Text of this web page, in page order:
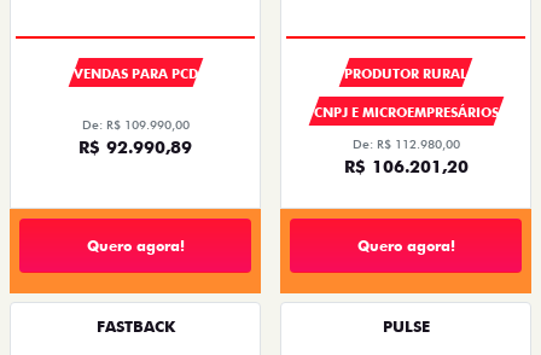
VENDAS PARA PCD
De: R$ 109.990,00
R$ 92.990,89
Quero agora!
PRODUTOR RURAL
CNPJ E MICROEMPRESÁRIOS
De: R$ 112.980,00
R$ 106.201,20
Quero agora!
FASTBACK PULSE